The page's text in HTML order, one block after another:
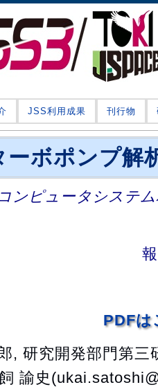
JSS利用成果 刊行物
ーボポンプ解
ンピュータシステ
PDFは
, 研究開発部門第三
諭史